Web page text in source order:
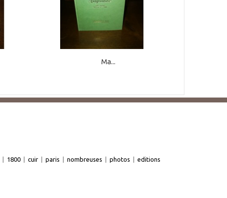
Ma...
| 1800 | cuir | paris | nombreuses | photos | editions